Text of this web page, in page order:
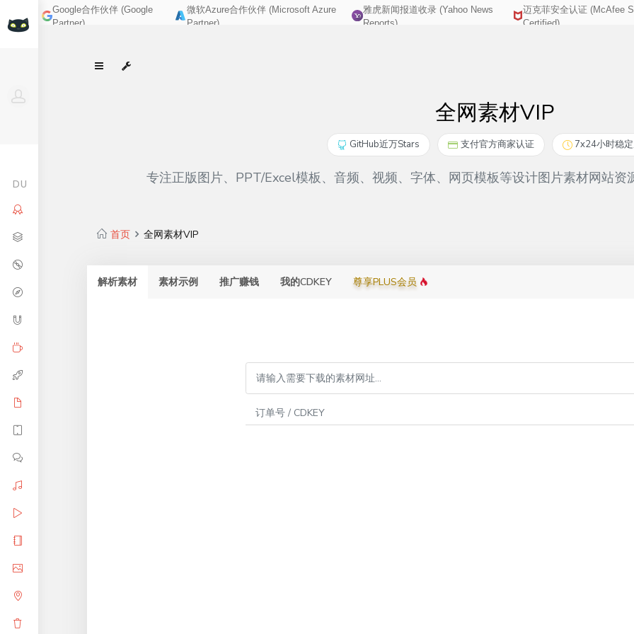
DU
Google合作伙伴 (Google
Partner)
微软Azure合作伙伴 (Microsoft Azure
Partner)
雅虎新闻报道收录 (Yahoo News
Reports)
迈克菲安全认证 (McAfee
Certified)
http://yemao.one
全网素材VIP
GitHub近万Stars 支付官方商家认证 7x24小时稳
专注正版图片、PPT/Excel模板、音频、视频、字体、网页模板等设计图片素材网站
首页 全网素材VIP
解析素材 素材示例 推广赚钱 我的CDKEY 尊享PLUS会员